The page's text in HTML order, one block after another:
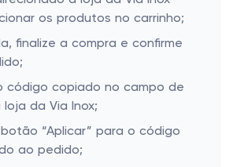
os produtos no carrinho;
finalize a compra e confirme
código copiado no campo de
da Via Inox;
“Aplicar” para o código
ao pedido;